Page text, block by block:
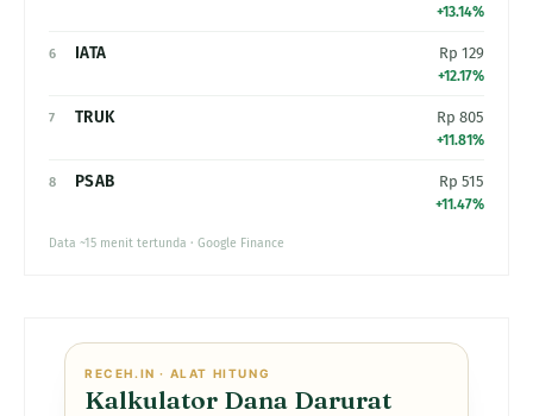
+13.14%
6 IATA Rp 129
+12.17%
7 TRUK Rp 805
+11.81%
8 PSAB Rp 515
+11.47%
Data ~15 menit tertunda · Google Finance
RECEH.IN · ALAT HITUNG
Kalkulator Dana Darurat